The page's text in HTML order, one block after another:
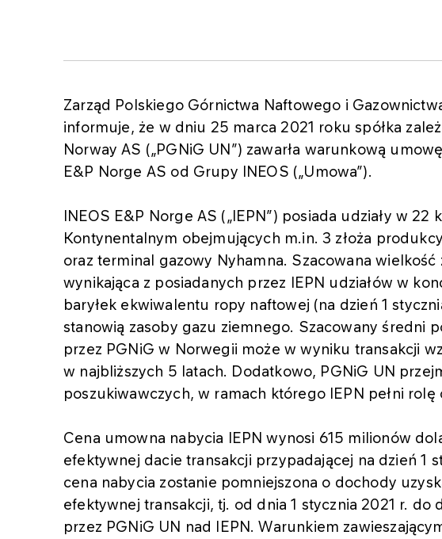
Zarząd Polskiego Górnictwa Naftowego i Gazownictwa
informuje, że w dniu 25 marca 2021 roku spółka
Norway AS („PGNiG UN”) zawarła warunkową
E&P Norge AS od Grupy INEOS („Umowa”).
INEOS E&P Norge AS („IEPN”) posiada udziały w
Kontynentalnym obejmujących m.in. 3 złoża
oraz terminal gazowy Nyhamna. Szacowana
wynikająca z posiadanych przez IEPN udziałów w
baryłek ekwiwalentu ropy naftowej (na dzień 1
stanowią zasoby gazu ziemnego. Szacowany średni
przez PGNiG w Norwegii może w wyniku transakcji
w najbliższych 5 latach. Dodatkowo, PGNiG UN
poszukiwawczych, w ramach którego IEPN pełni
Cena umowna nabycia IEPN wynosi 615 milionów
efektywnej dacie transakcji przypadającej na dzień 1
cena nabycia zostanie pomniejszona o dochody
efektywnej transakcji, tj. od dnia 1 stycznia 2021 r.
przez PGNiG UN nad IEPN. Warunkiem